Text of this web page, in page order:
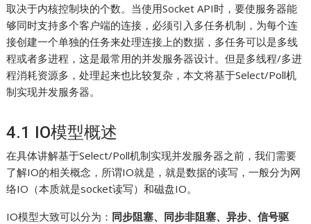
取决于内核控制块的个数。当使用Socket API时，要使服务器能
够同时支持多个客户端的连接，必须引入多任务机制，为每个连
接创建一个单独的任务来处理连接上的数据，多任务可以是多线
程或者多进程，这是最常用的并发服务器设计。但是多线程/多进
程消耗资源多，处理起来也比较复杂，本文将基于Select/Poll机
制实现并发服务器。
4.1 IO模型概述
在具体讲解基于Select/Poll机制实现并发服务器之前，我们需要
了解IO的相关概念，所谓IO就是，就是数据的读写，一般分为网
络IO（本质就是socket读写）和磁盘IO。
IO模型大致可以分为： 同步阻塞、同步非阻塞、异步、信号驱